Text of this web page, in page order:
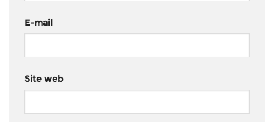
E-mail
Site web